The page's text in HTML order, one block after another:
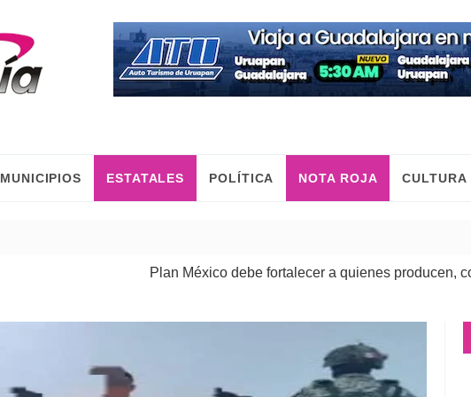
MUNICIPIOS ESTATALES POLÍTICA NOTA ROJA CULTURA
Plan México debe fortalecer a quienes producen, comercian y